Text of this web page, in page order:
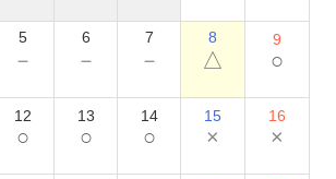
5
－
6
－
7
－
8
△
9
○
12
○
13
○
14
○
15
×
16
×